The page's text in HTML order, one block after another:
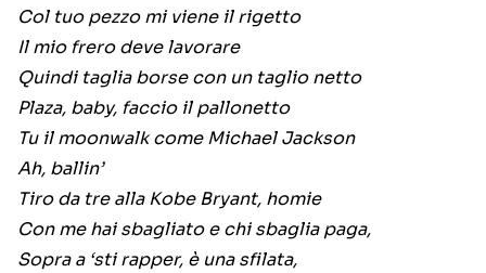
Col tuo pezzo mi viene il rigetto
Il mio frero deve lavorare
Quindi taglia borse con un taglio netto
Plaza, baby, faccio il pallonetto
Tu il moonwalk come Michael Jackson
Ah, ballin’
Tiro da tre alla Kobe Bryant, homie
Con me hai sbagliato e chi sbaglia paga,
Sopra a ‘sti rapper, è una sfilata,